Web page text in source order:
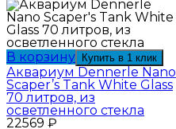
В корзину Купить в 1 клик
Аквариум Dennerle Nano
Scaper’s Tank White Glass
70 литров, из
осветленного стекла
22569 ₽